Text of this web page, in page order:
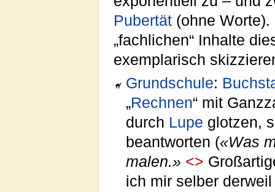
Pubertät (ohne
„fachlichen“ Inhalte
exemplarisch
Grundschule:
„Rechnen“ mit
durch Lupe glotzen,
beantworten («Was
malen.» <>
ich mir selber